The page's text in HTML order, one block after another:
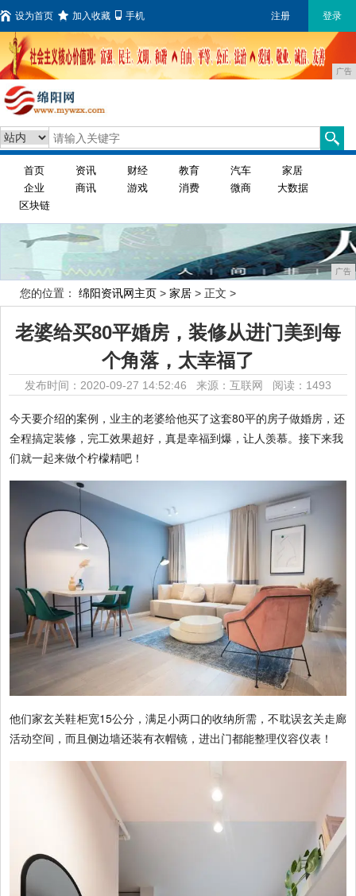
设为首页 加入收藏 手机 注册 登录
广告
首页 资讯 财经 教育 汽车
家居
企业
商讯 游戏 消费 微商
大数据
区块链
广告
您的位置： 绵阳资讯网主页 > 家居 > 正文 >
老婆给买80平婚房，装修从进门美到每
个角落，太幸福了
发布时间：2020-09-27 14:52:46 来源：互联网 阅读：1493
今天要介绍的案例，业主的老婆给他买了这套80平的房子做婚房，还
全程搞定装修，完工效果超好，真是幸福到爆，让人羡慕。接下来我
们就一起来做个柠檬精吧！
他们家玄关鞋柜宽15公分，满足小两口的收纳所需，不耽误玄关走廊
活动空间，而且侧边墙还装有衣帽镜，进出门都能整理仪容仪表！